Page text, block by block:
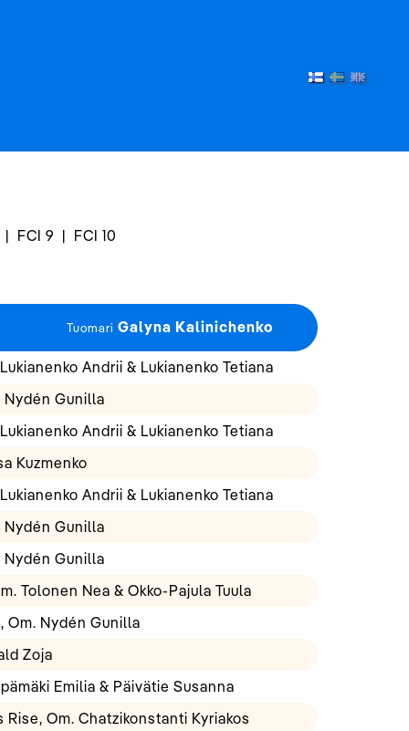
| FCI 9 | FCI 10
Tuomari Galyna Kalinichenko
Andrii & Lukianenko Tetiana
Nydén Gunilla
Andrii & Lukianenko Tetiana
Kuzmenko
Andrii & Lukianenko Tetiana
Nydén Gunilla
Nydén Gunilla
Tolonen Nea & Okko-Pajula Tuula
Om. Nydén Gunilla
Zoja
Emilia & Päivätie Susanna
Om. Chatzikonstanti Kyriakos